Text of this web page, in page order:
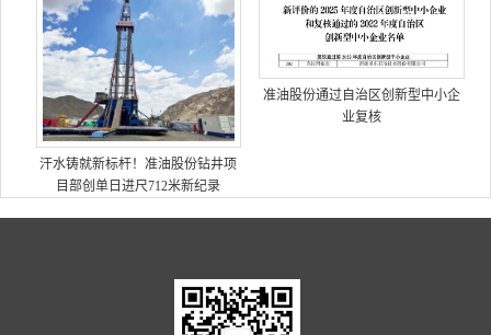
汗水铸就新标杆！准油股份钻井项
目部创单日进尺712米新纪录
准油股份通过自治区创新型中小企
业复核